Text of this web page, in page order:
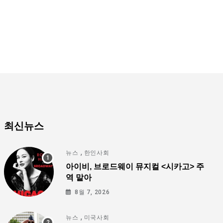
최신뉴스
뉴스 , 한인사회
아이비, 브로드웨이 뮤지컬 <시카고> 주
역 맡아
8월 7, 2026
뉴스 , 미국사회